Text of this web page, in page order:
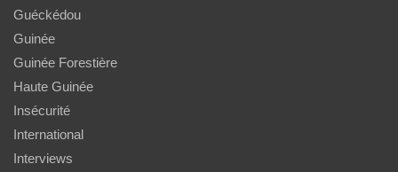
Guéckédou
Guinée
Guinée Forestière
Haute Guinée
Insécurité
International
Interviews